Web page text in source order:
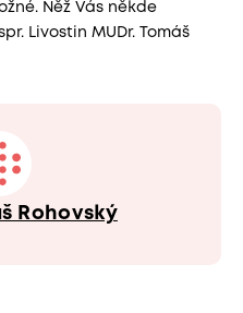
Něž Vás někde
Livostin MUDr. Tomáš
Rohovský